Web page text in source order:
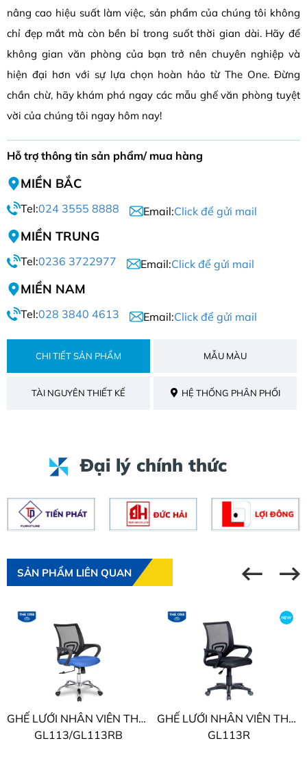
nâng cao hiệu suất làm việc, sản phẩm của chúng tôi không
chỉ đẹp mắt mà còn bền bỉ trong suốt thời gian dài. Hãy để
không gian văn phòng của bạn trở nên chuyên nghiệp và
hiện đại hơn với sự lựa chọn hoàn hảo từ The One. Đừng
chần chừ, hãy khám phá ngay các mẫu ghế văn phòng tuyệt
vời của chúng tôi ngay hôm nay!
Hỗ trợ thông tin sản phẩm/ mua hàng
MIỀN BẮC
Tel:024 3555 8888 Email:Click để gửi mail
MIỀN TRUNG
Tel:0236 3722977 Email:Click để gửi mail
MIỀN NAM
Tel:028 3840 4613 Email:Click để gửi mail
CHI TIẾT SẢN PHẨM MẪU MÀU
TÀI NGUYÊN THIẾT KẾ HỆ THỐNG PHÂN PHỐI
Đại lý chính thức
SẢN PHẨM LIÊN QUAN
GHẾ LƯỚI NHÂN VIÊN THE ONE
GL113/GL113RB
GHẾ LƯỚI NHÂN VIÊN THE ONE
GL113R